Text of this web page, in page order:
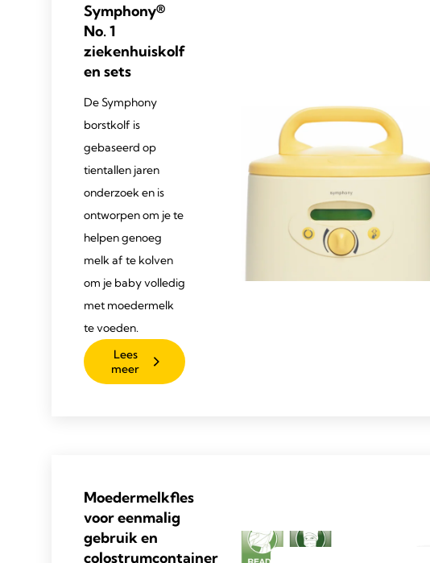
Symphony®
No. 1
ziekenhuiskolf
en sets
De Symphony
borstkolf is
gebaseerd op
tientallen jaren
onderzoek en is
ontworpen om je te
helpen genoeg
melk af te kolven
om je baby volledig
met moedermelk
te voeden.
Lees
meer
Moedermelkfles
voor eenmalig
gebruik en
colostrumcontainer